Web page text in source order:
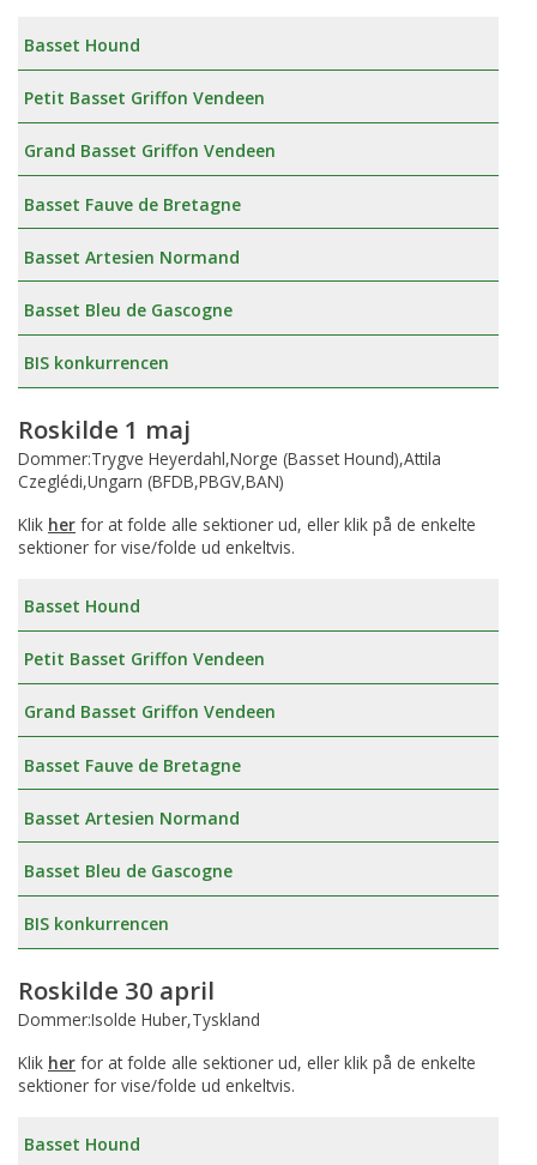
Basset Hound
Petit Basset Griffon Vendeen
Grand Basset Griffon Vendeen
Basset Fauve de Bretagne
Basset Artesien Normand
Basset Bleu de Gascogne
BIS konkurrencen
Roskilde 1 maj
Dommer:Trygve Heyerdahl,Norge (Basset Hound),Attila
Czeglédi,Ungarn (BFDB,PBGV,BAN)
Klik her for at folde alle sektioner ud, eller klik på de enkelte
sektioner for vise/folde ud enkeltvis.
Basset Hound
Petit Basset Griffon Vendeen
Grand Basset Griffon Vendeen
Basset Fauve de Bretagne
Basset Artesien Normand
Basset Bleu de Gascogne
BIS konkurrencen
Roskilde 30 april
Dommer:Isolde Huber,Tyskland
Klik her for at folde alle sektioner ud, eller klik på de enkelte
sektioner for vise/folde ud enkeltvis.
Basset Hound